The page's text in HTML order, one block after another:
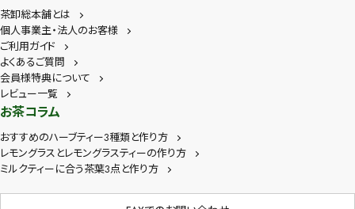
茶卸総本舗とは
個人事業主・法人のお客様
ご利用ガイド
よくあるご質問
会員様特典について
レビュー一覧
お茶コラム
おすすめのハーブティー3種類と作り方
レモングラスとレモングラスティーの作り方
ミルクティーに合う茶葉3点と作り方